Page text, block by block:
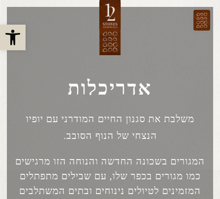
אדריכלות
משלבת את סגנון החיים המודרני עם יופיו
הנצחי של הנוף הסובב.
המגורים בשכונה החדשה והנוחה הזו מרגישים
כמו מגורים בכפר שלו, עם שבילים מתפתלים
המזמינים לטיולים נינוחים ובתים המשתלבים